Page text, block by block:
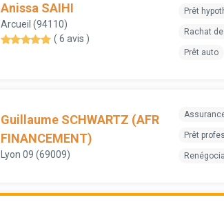
Anissa SAIHI
Arcueil (94110)
( 6 avis )
Prêt
Rachat
Prêt auto
Guillaume SCHWARTZ (AFR
FINANCEMENT)
Lyon 09 (69009)
Prêt